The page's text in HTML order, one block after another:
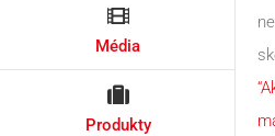
Média
Produkty